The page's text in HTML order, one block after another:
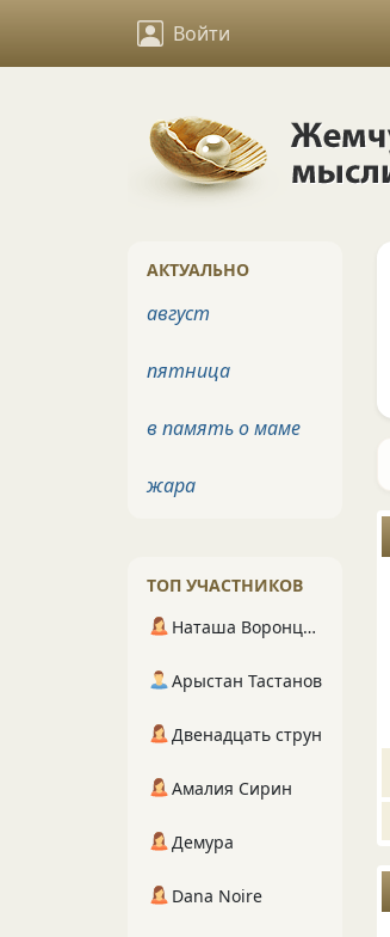
Войти
АКТУАЛЬНО
август
пятница
в память о маме
жара
ТОП УЧАСТНИКОВ
Наташа Воронцова
Арыстан Тастанов
Двенадцать струн
Амалия Сирин
Демура
Dana Noire